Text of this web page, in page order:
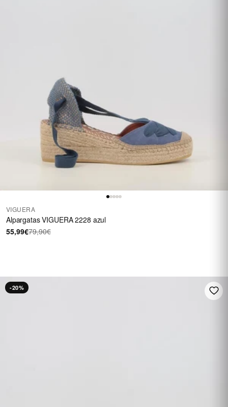
VIGUERA
Alpargatas VIGUERA 2228 azul
55,99€79,90€
-20%